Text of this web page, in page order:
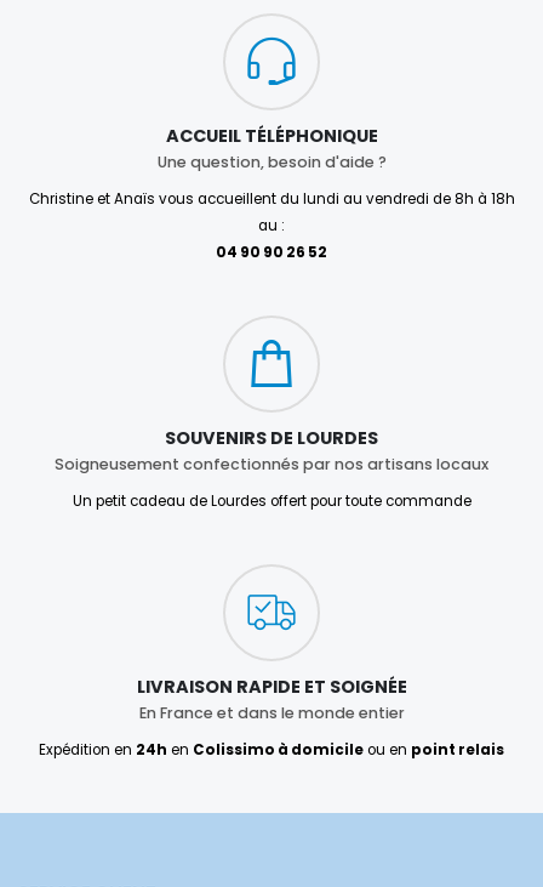
ACCUEIL TÉLÉPHONIQUE
Une question, besoin d'aide ?
Christine et Anaïs vous accueillent du lundi au vendredi de 8h à 18h
au :
04 90 90 26 52
SOUVENIRS DE LOURDES
Soigneusement confectionnés par nos artisans locaux
Un petit cadeau de Lourdes offert pour toute commande
LIVRAISON RAPIDE ET SOIGNÉE
En France et dans le monde entier
Expédition en 24h en Colissimo à domicileou en point relais